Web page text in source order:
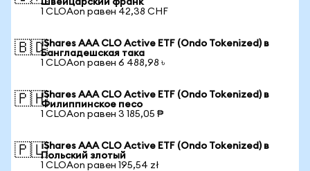
Швейцарский франк
1 CLOAon равен 42,38 CHF
🇧🇩iShares AAA CLO Active ETF (Ondo Tokenized) в
Бангладешская така
1 CLOAon равен 6 488,98 ৳
🇵🇭iShares AAA CLO Active ETF (Ondo Tokenized) в
Филиппинское песо
1 CLOAon равен 3 185,05 ₱
🇵🇱iShares AAA CLO Active ETF (Ondo Tokenized) в
Польский злотый
1 CLOAon равен 195,54 zł